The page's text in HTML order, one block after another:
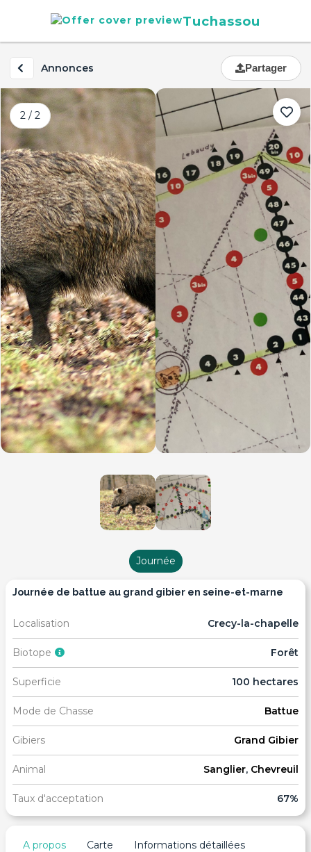
Tuchassou
Annonces Partager
2 / 2
Journée
journée de battue au grand gibier en seine-et-marne
Localisation Crecy-la-chapelle
Biotope Forêt
Superficie 100 hectares
Mode de Chasse Battue
Gibiers Grand Gibier
Animal Sanglier, Chevreuil
Taux d'acceptation 67%
A propos Carte Informations détaillées